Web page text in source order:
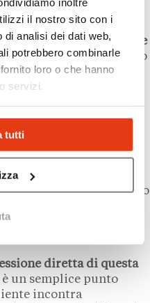
il nostro sito con i
analisi dei dati web,
potrebbero combinarle
loro o che hanno
servizi.
tutti
la strategia di brand
comeetichetta lifestyle
Homeha già mosso
un complesso
con
laMilano Design Week
del brand si chiama
incentrato su
sviluppato dal collettivo
nel settembre
diretta di questa
un semplice punto
incontra